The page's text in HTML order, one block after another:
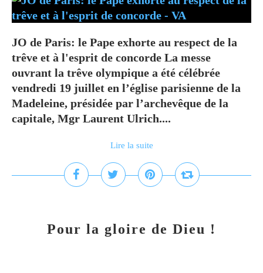
JO de Paris: le Pape exhorte au respect de la
trêve et à l'esprit de concorde La messe
ouvrant la trêve olympique a été célébrée
vendredi 19 juillet en l’église parisienne de la
Madeleine, présidée par l’archevêque de la
capitale, Mgr Laurent Ulrich....
Lire la suite
Pour la gloire de Dieu !